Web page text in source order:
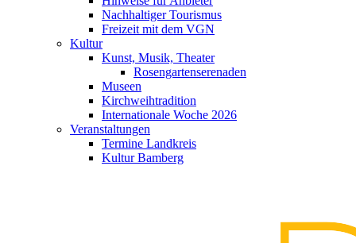
Nachhaltiger Tourismus
Freizeit mit dem VGN
Kultur
Kunst, Musik, Theater
Rosengartenserenaden
Museen
Kirchweihtradition
Internationale Woche 2026
Veranstaltungen
Termine Landkreis
Kultur Bamberg